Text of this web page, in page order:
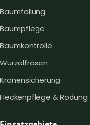
Baumfällung
Baumpflege
Baumkontrolle
Wurzelfräsen
Kronensicherung
Heckenpflege & Rodung